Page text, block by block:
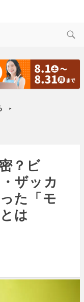
►
？ビ
ザッカ
た「モ
は